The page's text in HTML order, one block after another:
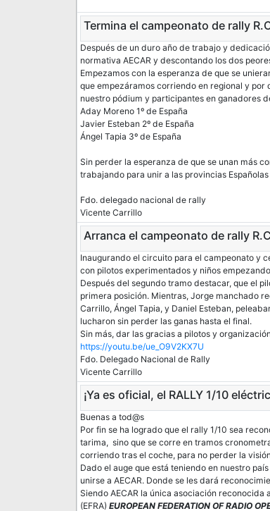
Termina el campeonato de rally
Después de un duro año de trabajo y
normativa AECAR y descontando los dos
Empezamos con la esperanza de que se
que empezáramos corriendo en regional y por
nuestro pódium y participantes en ganadores
Aday Moreno 1º de España
Javier Esteban 2º de España
Ángel Tapia 3º de España
Sin perder la esperanza de que se unan más
trabajando para unir a las provincias Españolas
Fdo. delegado nacional de rally
Vicente Carrillo
Arranca el campeonato de rally
Inaugurando el circuito para el campeonato y
con pilotos experimentados y niños
Después del segundo tramo destacar, que el
primera posición. Mientras, Jorge manchado
Carrillo, Ángel Tapia, y Daniel Esteban,
lucharon sin perder las ganas hasta el final.
Sin más, dar las gracias a pilotos y
https://youtu.be/ue_O9V2KX7U
Fdo. Delegado Nacional de Rally
Vicente Carrillo
¡Ya es oficial, el RALLY 1/10
Buenas a tod@s
Por fin se ha logrado que el rally 1/10 sea
tarima, sino que se corre en tramos
corriendo tras el coche, para no perder la
Dado el auge que está teniendo en nuestro
unirse a AECAR. Donde se les dará
Siendo AECAR la única asociación reconocida
(EFRA)EUROPEAN FEDERATION OF RADIO